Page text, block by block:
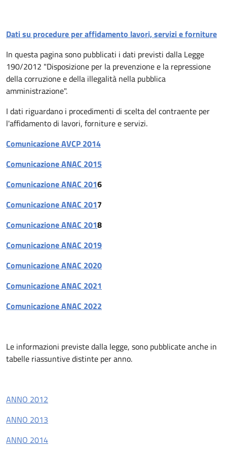
Dati su procedure per affidamento lavori, servizi e forniture
In questa pagina sono pubblicati i dati previsti dalla Legge
190/2012 "Disposizione per la prevenzione e la repressione
della corruzione e della illegalità nella pubblica
amministrazione".
I dati riguardano i procedimenti di scelta del contraente per
l'affidamento di lavori, forniture e servizi.
Comunicazione AVCP 2014
Comunicazione ANAC 2015
Comunicazione ANAC 2016
Comunicazione ANAC 2017
Comunicazione ANAC 2018
Comunicazione ANAC 2019
Comunicazione ANAC 2020
Comunicazione ANAC 2021
Comunicazione ANAC 2022
Le informazioni previste dalla legge, sono pubblicate anche in
tabelle riassuntive distinte per anno.
ANNO 2012
ANNO 2013
ANNO 2014